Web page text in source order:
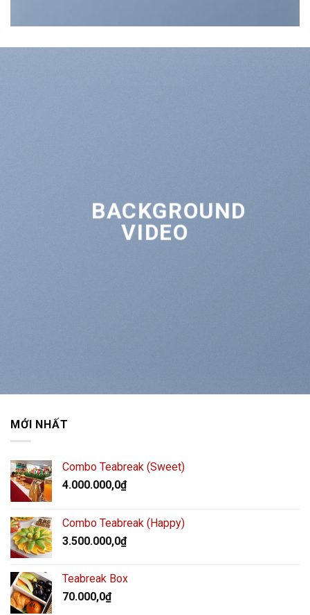
BACKGROUND
VIDEO
MỚI NHẤT
Combo Teabreak (Sweet)
4.000.000,0₫
Combo Teabreak (Happy)
3.500.000,0₫
Teabreak Box
70.000,0₫